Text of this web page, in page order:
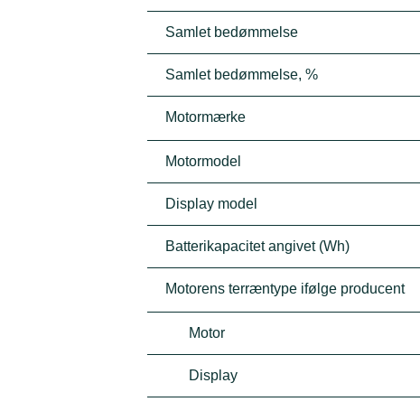
Samlet bedømmelse
Samlet bedømmelse, %
Motormærke
Motormodel
Display model
Batterikapacitet angivet (Wh)
Motorens terræntype ifølge producent
Motor
Display